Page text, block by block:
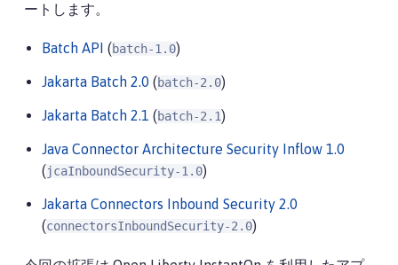
ートします。
Batch API (batch-1.0)
Jakarta Batch 2.0 (batch-2.0)
Jakarta Batch 2.1 (batch-2.1)
Java Connector Architecture Security Inflow 1.0
(jcaInboundSecurity-1.0)
Jakarta Connectors Inbound Security 2.0
(connectorsInboundSecurity-2.0)